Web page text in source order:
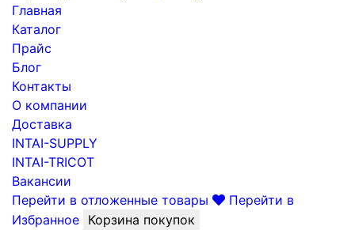
Главная
Каталог
Прайс
Блог
Контакты
О компании
Доставка
INTAI-SUPPLY
INTAI-TRICOT
Вакансии
Перейти в отложенные товары
Перейти в
Избранное Корзина покупок